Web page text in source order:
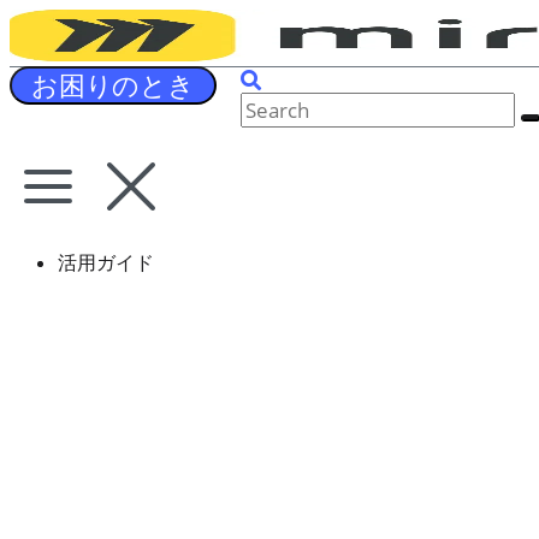
Skip
to
content
お困りのとき
活用ガイド